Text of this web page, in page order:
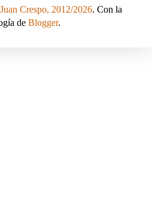
Crespo, 2012/2026. Con la
de Blogger.